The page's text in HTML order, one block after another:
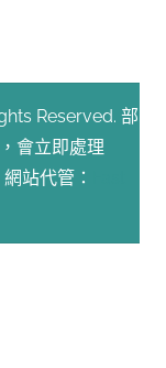
Reserved. 部
會立即處理
網站代管：